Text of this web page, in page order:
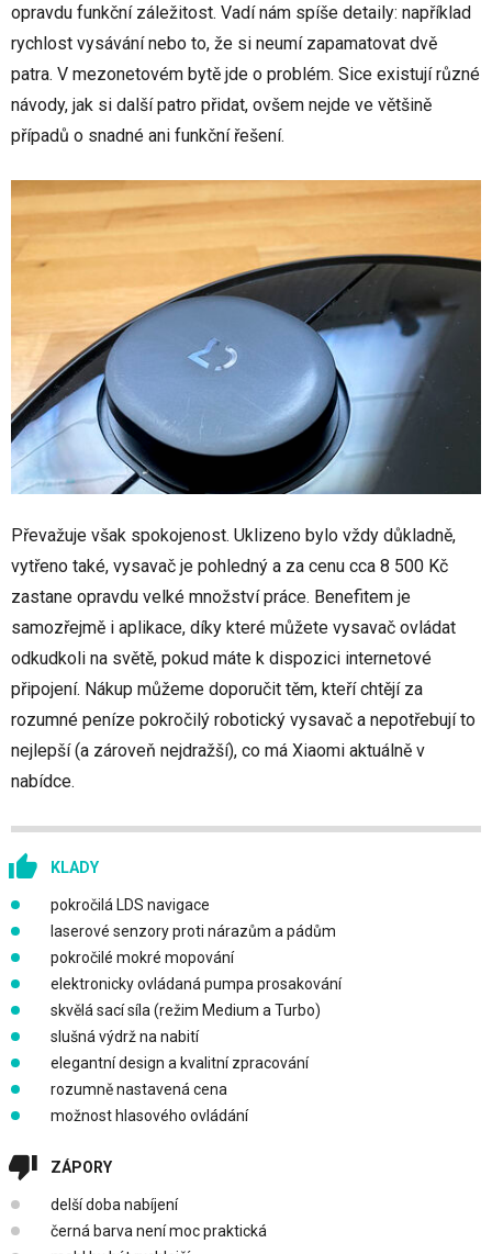
opravdu funkční záležitost. Vadí nám spíše detaily: například
rychlost vysávání nebo to, že si neumí zapamatovat dvě
patra. V mezonetovém bytě jde o problém. Sice existují různé
návody, jak si další patro přidat, ovšem nejde ve většině
případů o snadné ani funkční řešení.
Převažuje však spokojenost. Uklizeno bylo vždy důkladně,
vytřeno také, vysavač je pohledný a za cenu cca 8 500 Kč
zastane opravdu velké množství práce. Benefitem je
samozřejmě i aplikace, díky které můžete vysavač ovládat
odkudkoli na světě, pokud máte k dispozici internetové
připojení. Nákup můžeme doporučit těm, kteří chtějí za
rozumné peníze pokročilý robotický vysavač a nepotřebují to
nejlepší (a zároveň nejdražší), co má Xiaomi aktuálně v
nabídce.
KLADY
pokročilá LDS navigace
laserové senzory proti nárazům a pádům
pokročilé mokré mopování
elektronicky ovládaná pumpa prosakování
skvělá sací síla (režim Medium a Turbo)
slušná výdrž na nabití
elegantní design a kvalitní zpracování
rozumně nastavená cena
možnost hlasového ovládání
ZÁPORY
delší doba nabíjení
černá barva není moc praktická